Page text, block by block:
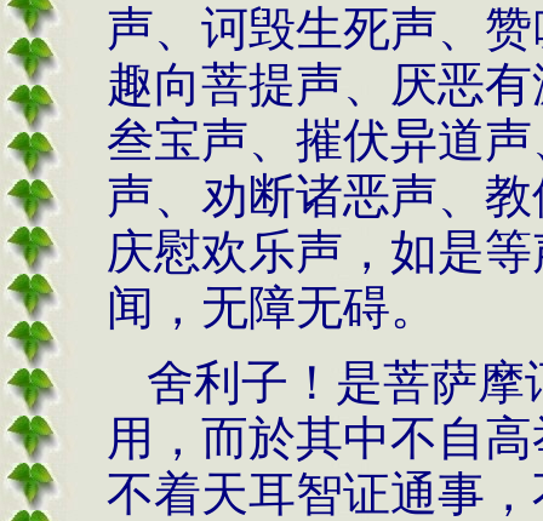
声、诃毁生死声、
趣向菩提声、厌恶
叁宝声、摧伏异道
声、劝断诸恶声、
庆慰欢乐声，如是
闻，无障无碍。
舍利子！是菩萨
用，而於其中不自
不着天耳智证通事